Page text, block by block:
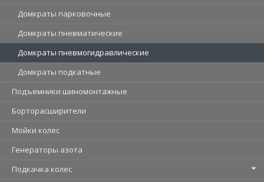
Домкраты парковочные
Домкраты пневматические
Домкраты пневмогидравлические
Домкраты подкатные
Подъемники шиномонтажные
Борторасширители
Мойки колес
Генераторы азота
Подкачка колес